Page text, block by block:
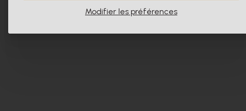
Modifier les préférences